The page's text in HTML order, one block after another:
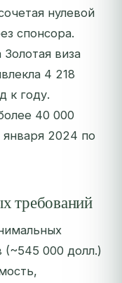
нулевой
спонсора.
виза
4 218
к году.
40 000
января 2024 по
требований
000 долл.)